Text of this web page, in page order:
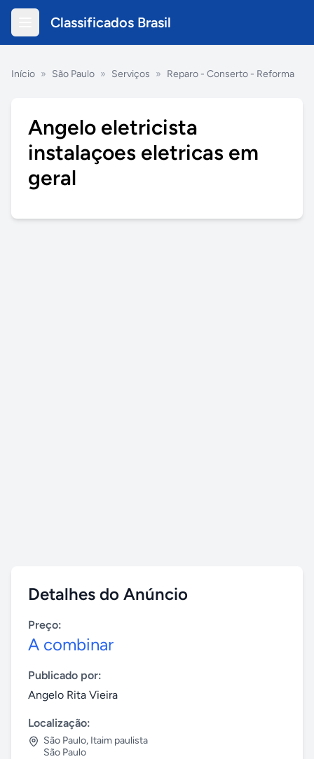
Classificados Brasil
Início » São Paulo » Serviços » Reparo - Conserto - Reforma
Angelo eletricista
instalaçoes eletricas em
geral
Detalhes do Anúncio
Preço:
A combinar
Publicado por:
Angelo Rita Vieira
Localização:
São Paulo, Itaim paulista
São Paulo